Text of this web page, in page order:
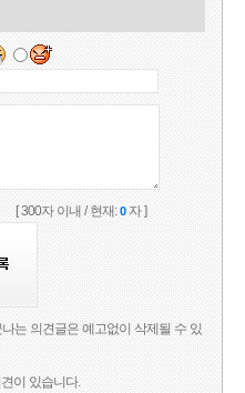
[ 300자 이내 / 현재:0자 ]
는 의견글은 예고없이 삭제될 수 있
이 있습니다.